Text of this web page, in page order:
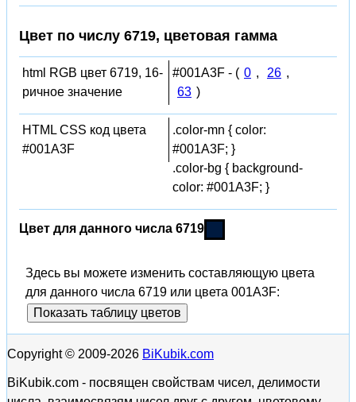
Цвет по числу 6719, цветовая гамма
html RGB цвет 6719, 16-
ричное значение
#001A3F - ( 0 , 26 ,
63 )
HTML CSS код цвета
#001A3F
.color-mn { color:
#001A3F; }
.color-bg { background-
color: #001A3F; }
Цвет для данного числа 6719
Здесь вы можете изменить составляющую цвета
для данного числа 6719 или цвета 001A3F:
Показать таблицу цветов
Copyright © 2009-2026 BiKubik.com
BiKubik.com - посвящен свойствам чисел, делимости